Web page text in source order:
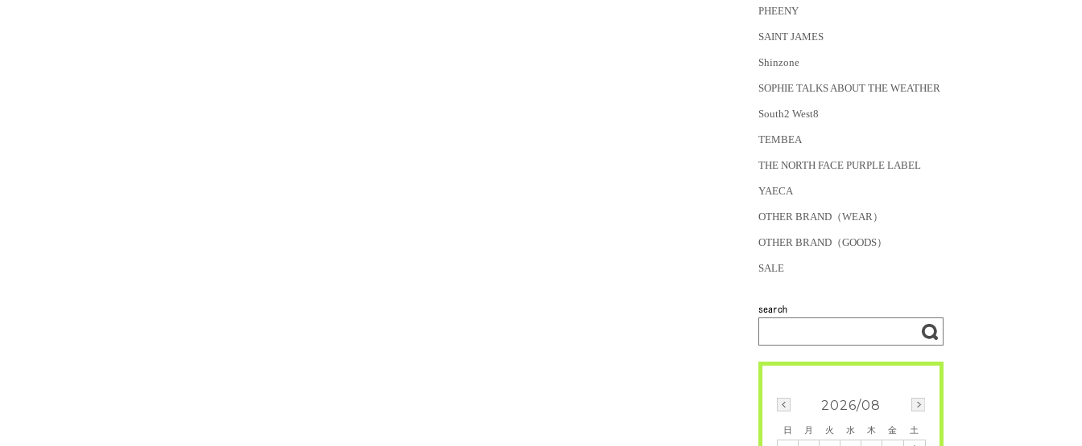
PHEENY
SAINT JAMES
Shinzone
SOPHIE TALKS ABOUT THE WEATHER
South2 West8
TEMBEA
THE NORTH FACE PURPLE LABEL
YAECA
OTHER BRAND（WEAR）
OTHER BRAND（GOODS）
SALE
2026/08
日 月 火 水 木 金
土